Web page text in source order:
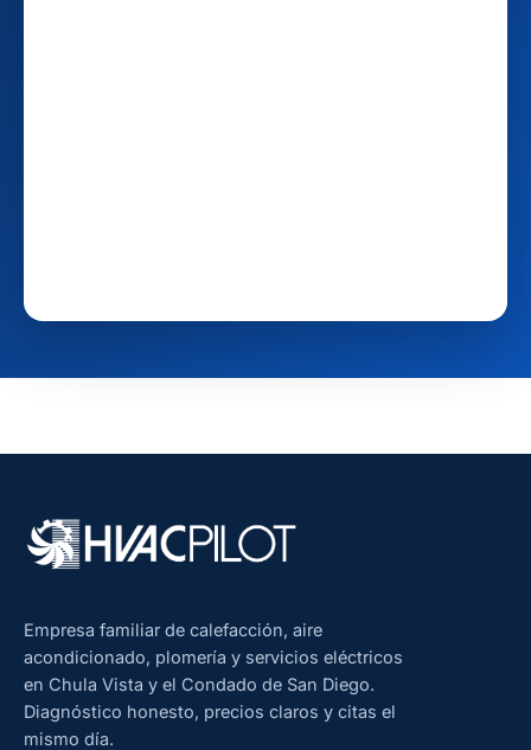
Empresa familiar de calefacción, aire
acondicionado, plomería y servicios eléctricos
en Chula Vista y el Condado de San Diego.
Diagnóstico honesto, precios claros y citas el
mismo día.